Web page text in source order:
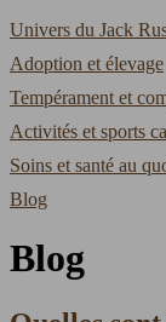
Univers du Jack
Adoption et élevage
Tempérament et
Activités et sports
Soins et santé au
Blog
Blog